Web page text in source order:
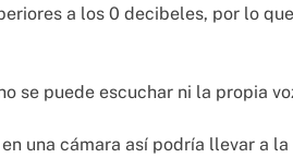
a los 0 decibeles, por lo
se puede escuchar ni la propia
una cámara así podría llevar a